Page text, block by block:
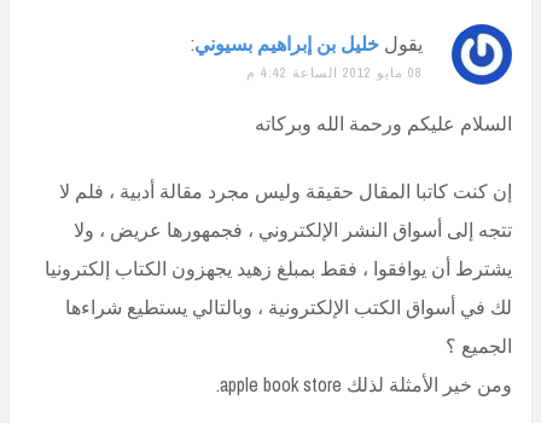
يقول خليل بن إبراهيم بسيوني:
08 مايو 2012 الساعة 4:42 م
السلام عليكم ورحمة الله وبركاته
إن كنت كاتبا المقال حقيقة وليس مجرد مقالة أدبية ، فلم لا
تتجه إلى أسواق النشر الإلكتروني ، فجمهورها عريض ، ولا
يشترط أن يوافقوا ، فقط بمبلغ زهيد يجهزون الكتاب إلكترونيا
لك في أسواق الكتب الإلكترونية ، وبالتالي يستطيع شراءها
الجميع ؟
ومن خير الأمثلة لذلك apple book store.